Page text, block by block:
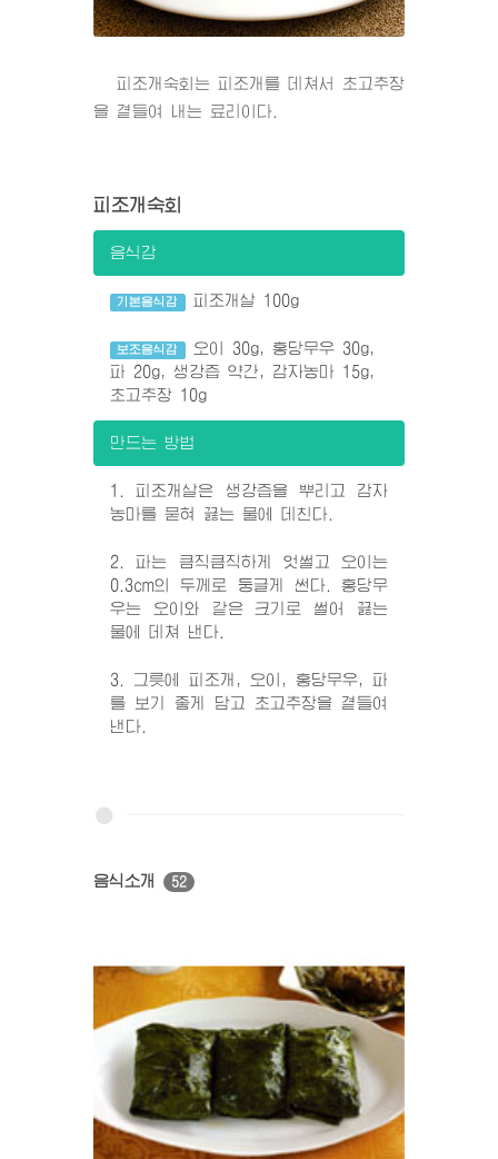
피조개숙회는 피조개를 데쳐서 초고추장
을 곁들여 내는 료리이다.
피조개숙회
음식감
기본음식감 피조개살 100g
보조음식감
오이 30g, 홍당무우 30g,
파 20g, 생강즙 약간, 감자농마 15g,
초고추장 10g
만드는 방법
1. 피조개살은 생강즙을 뿌리고 감자
농마를 묻혀 끓는 물에 데친다.
2. 파는 큼직큼직하게 엇썰고 오이는
0.3cm의 두께로 둥글게 썬다. 홍당무
우는 오이와 같은 크기로 썰어 끓는
물에 데쳐 낸다.
3. 그릇에 피조개, 오이, 홍당무우, 파
를 보기 좋게 담고 초고추장을 곁들여
낸다.
음식소개 52